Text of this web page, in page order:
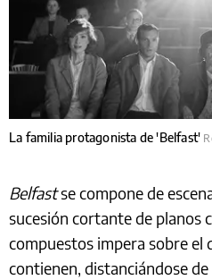
La familia protagonista de 'Belfast'
Belfastse compone de
sucesión cortante de planos
compuestos impera sobre
contienen, distanciándose